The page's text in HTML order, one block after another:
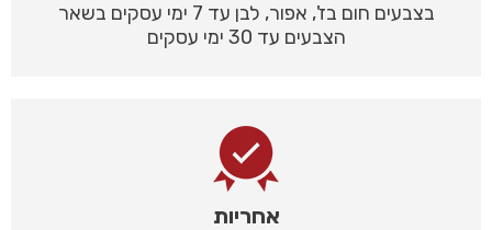
בצבעים חום בז', אפור, לבן עד 7 ימי עסקים בשאר
הצבעים עד 30 ימי עסקים
אחריות